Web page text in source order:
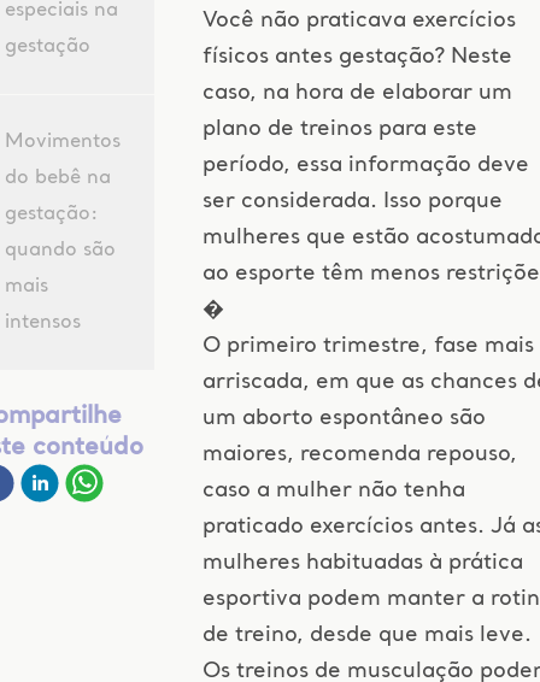
especiais na
gestação
Movimentos
do bebê na
gestação:
quando são
mais
intensos
conteúdo
Você não praticava exercícios
físicos antes gestação? Neste
caso, na hora de elaborar um
plano de treinos para este
período, essa informação deve
ser considerada. Isso porque
mulheres que estão
ao esporte têm menos
�
O primeiro trimestre, fase mais
arriscada, em que as chances
um aborto espontâneo são
maiores, recomenda repouso,
caso a mulher não tenha
praticado exercícios antes. Já
mulheres habituadas à prática
esportiva podem manter a
de treino, desde que mais leve.
Os treinos de musculação